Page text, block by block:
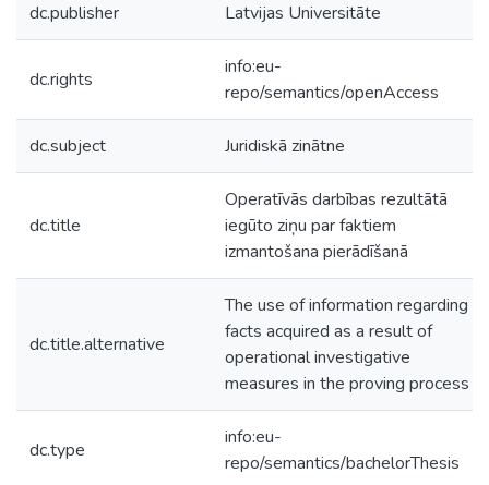
dc.publisher Latvijas Universitāte
dc.rights
info:eu-
repo/semantics/openAccess
dc.subject Juridiskā zinātne
dc.title
Operatīvās darbības rezultātā
iegūto ziņu par faktiem
izmantošana pierādīšanā
dc.title.alternative
The use of information regarding
facts acquired as a result of
operational investigative
measures in the proving process
dc.type
info:eu-
repo/semantics/bachelorThesis